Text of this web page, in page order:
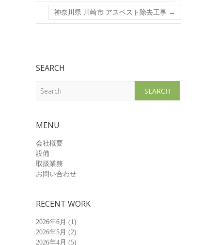
神奈川県 川崎市 アスベスト除去工事 →
SEARCH
MENU
会社概要
設備
取扱業務
お問い合わせ
RECENT WORK
2026年6月 (1)
2026年5月 (2)
2026年4月 (5)